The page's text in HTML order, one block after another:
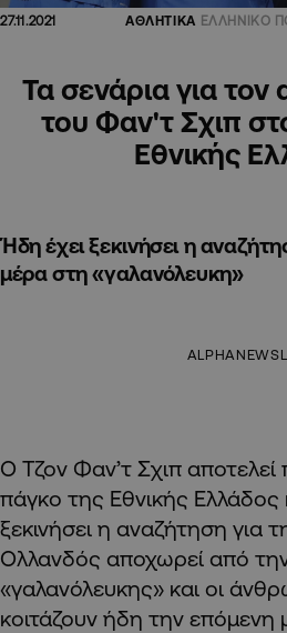
27.11.2021 ΑΘΛΗΤΙΚΑ ΕΛΛΗΝΙΚΟ
Τα σενάρια για τον
του Φαν'τ Σχιπ
Εθνικής
Ήδη έχει ξεκινήσει η
μέρα στη «γαλανόλευκη»
Ο Τζον Φαν’τ Σχιπ
πάγκο της Εθνικής Ελλάδος
ξεκινήσει η αναζήτηση για
Ολλανδός αποχωρεί από
«γαλανόλευκης» και οι
κοιτάζουν ήδη την επόμενη